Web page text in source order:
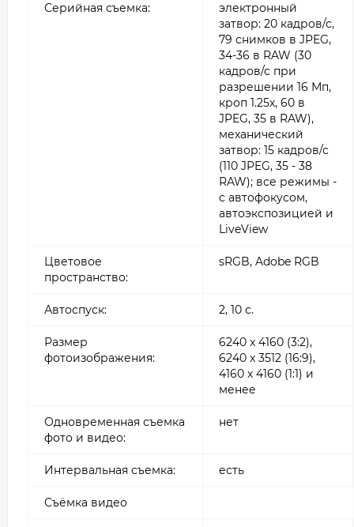
Серийная съемка:
электронный
затвор: 20 кадров/с,
79 снимков в JPEG,
34-36 в RAW (30
кадров/с при
разрешении 16 Мп,
кроп 1.25х, 60 в
JPEG, 35 в RAW),
механический
затвор: 15 кадров/с
(110 JPEG, 35 - 38
RAW); все режимы -
с автофокусом,
автоэкспозицией и
LiveView
Цветовое
пространство:
sRGB, Adobe RGB
Автоспуск: 2, 10 с.
Размер
фотоизображения:
6240 x 4160 (3:2),
6240 x 3512 (16:9),
4160 x 4160 (1:1) и
менее
Одновременная съемка
фото и видео:
нет
Интервальная съемка: есть
Съёмка видео